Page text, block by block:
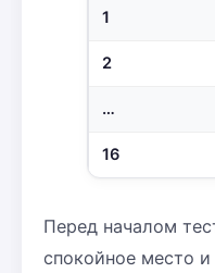
1
2
…
16
Перед началом
спокойное место